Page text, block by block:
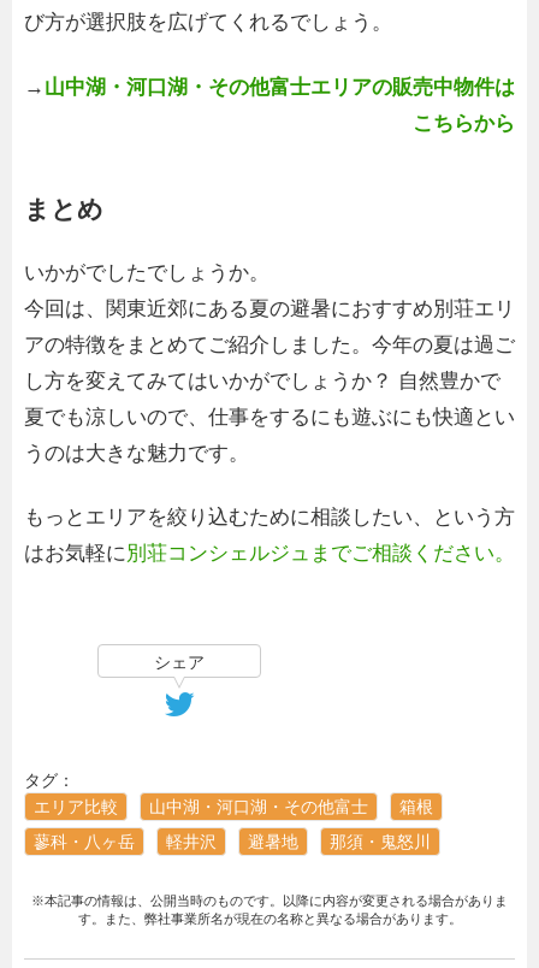
び方が選択肢を広げてくれるでしょう。
→ 山中湖・河口湖・その他富士エリアの販売中物件は
こちらから
まとめ
いかがでしたでしょうか。
今回は、関東近郊にある夏の避暑におすすめ別荘エリ
アの特徴をまとめてご紹介しました。今年の夏は過ご
し方を変えてみてはいかがでしょうか？ 自然豊かで
夏でも涼しいので、仕事をするにも遊ぶにも快適とい
うのは大きな魅力です。
もっとエリアを絞り込むために相談したい、という方
はお気軽に別荘コンシェルジュまでご相談ください。
シェア
タグ：
エリア比較
山中湖・河口湖・その他富士
箱根
蓼科・八ヶ岳
軽井沢 避暑地 那須・鬼怒川
※本記事の情報は、公開当時のものです。以降に内容が変更される場合がありま
す。また、弊社事業所名が現在の名称と異なる場合があります。